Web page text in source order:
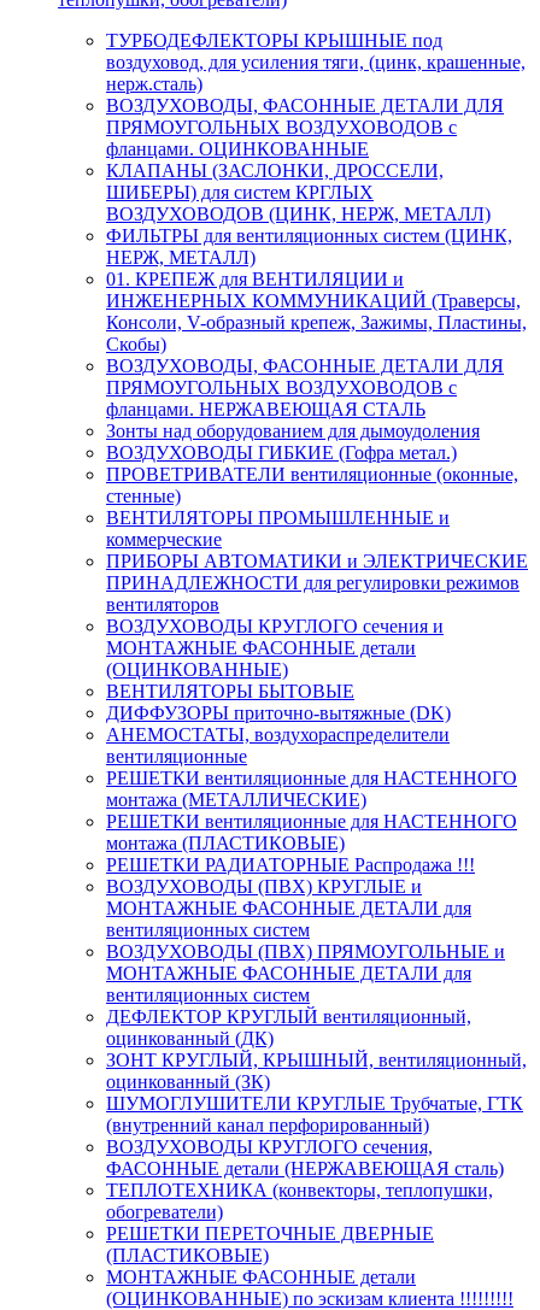
ТУРБОДЕФЛЕКТОРЫ КРЫШНЫЕ под
воздуховод, для усиления тяги, (цинк, крашенные,
нерж.сталь)
ВОЗДУХОВОДЫ, ФАСОННЫЕ ДЕТАЛИ ДЛЯ
ПРЯМОУГОЛЬНЫХ ВОЗДУХОВОДОВ с
фланцами. ОЦИНКОВАННЫЕ
КЛАПАНЫ (ЗАСЛОНКИ, ДРОССЕЛИ,
ШИБЕРЫ) для систем КРГЛЫХ
ВОЗДУХОВОДОВ (ЦИНК, НЕРЖ, МЕТАЛЛ)
ФИЛЬТРЫ для вентиляционных систем (ЦИНК,
НЕРЖ, МЕТАЛЛ)
01. КРЕПЕЖ для ВЕНТИЛЯЦИИ и
ИНЖЕНЕРНЫХ КОММУНИКАЦИЙ (Траверсы,
Консоли, V-образный крепеж, Зажимы, Пластины,
Скобы)
ВОЗДУХОВОДЫ, ФАСОННЫЕ ДЕТАЛИ ДЛЯ
ПРЯМОУГОЛЬНЫХ ВОЗДУХОВОДОВ с
фланцами. НЕРЖАВЕЮЩАЯ СТАЛЬ
Зонты над оборудованием для дымоудоления
ВОЗДУХОВОДЫ ГИБКИЕ (Гофра метал.)
ПРОВЕТРИВАТЕЛИ вентиляционные (оконные,
стенные)
ВЕНТИЛЯТОРЫ ПРОМЫШЛЕННЫЕ и
коммерческие
ПРИБОРЫ АВТОМАТИКИ и ЭЛЕКТРИЧЕСКИЕ
ПРИНАДЛЕЖНОСТИ для регулировки режимов
вентиляторов
ВОЗДУХОВОДЫ КРУГЛОГО сечения и
МОНТАЖНЫЕ ФАСОННЫЕ детали
(ОЦИНКОВАННЫЕ)
ВЕНТИЛЯТОРЫ БЫТОВЫЕ
ДИФФУЗОРЫ приточно-вытяжные (DK)
АНЕМОСТАТЫ, воздухораспределители
вентиляционные
РЕШЕТКИ вентиляционные для НАСТЕННОГО
монтажа (МЕТАЛЛИЧЕСКИЕ)
РЕШЕТКИ вентиляционные для НАСТЕННОГО
монтажа (ПЛАСТИКОВЫЕ)
РЕШЕТКИ РАДИАТОРНЫЕ Распродажа !!!
ВОЗДУХОВОДЫ (ПВХ) КРУГЛЫЕ и
МОНТАЖНЫЕ ФАСОННЫЕ ДЕТАЛИ для
вентиляционных систем
ВОЗДУХОВОДЫ (ПВХ) ПРЯМОУГОЛЬНЫЕ и
МОНТАЖНЫЕ ФАСОННЫЕ ДЕТАЛИ для
вентиляционных систем
ДЕФЛЕКТОР КРУГЛЫЙ вентиляционный,
оцинкованный (ДК)
ЗОНТ КРУГЛЫЙ, КРЫШНЫЙ, вентиляционный,
оцинкованный (ЗК)
ШУМОГЛУШИТЕЛИ КРУГЛЫЕ Трубчатые, ГТК
(внутренний канал перфорированный)
ВОЗДУХОВОДЫ КРУГЛОГО сечения,
ФАСОННЫЕ детали (НЕРЖАВЕЮЩАЯ сталь)
ТЕПЛОТЕХНИКА (конвекторы, теплопушки,
обогреватели)
РЕШЕТКИ ПЕРЕТОЧНЫЕ ДВЕРНЫЕ
(ПЛАСТИКОВЫЕ)
МОНТАЖНЫЕ ФАСОННЫЕ детали
(ОЦИНКОВАННЫЕ) по эскизам клиента !!!!!!!!!